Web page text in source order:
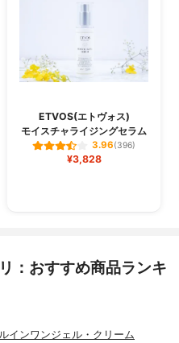
ETVOS(エトヴォス)
モイスチャライジングセラム
3.96(396)
¥3,828
：おすすめ商品ランキ
インワンジェル・クリーム